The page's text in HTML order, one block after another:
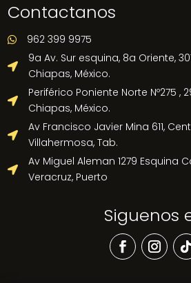
Contactanos
 962 399 9975

9a Av. Sur esquina, 8a Oriente,
Chiapas, México.

Periférico Poniente Norte Nº275 ,
Chiapas, México.

Av Francisco Javier Mina 611,
Villahermosa, Tab.

Av Miguel Aleman 1279 Esquina
Veracruz, Puerto
Siguenos